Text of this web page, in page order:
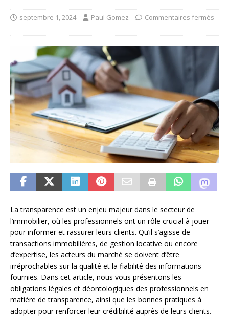
septembre 1, 2024 Paul Gomez Commentaires fermés
La transparence est un enjeu majeur dans le secteur de
l’immobilier, où les professionnels ont un rôle crucial à jouer
pour informer et rassurer leurs clients. Qu’il s’agisse de
transactions immobilières, de gestion locative ou encore
d’expertise, les acteurs du marché se doivent d’être
irréprochables sur la qualité et la fiabilité des informations
fournies. Dans cet article, nous vous présentons les
obligations légales et déontologiques des professionnels en
matière de transparence, ainsi que les bonnes pratiques à
adopter pour renforcer leur crédibilité auprès de leurs clients.